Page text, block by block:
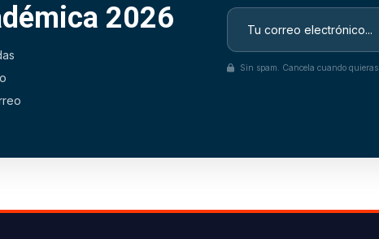
2026
Sin spam. Cancela cuando quieras.